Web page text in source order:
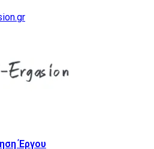
Έργου